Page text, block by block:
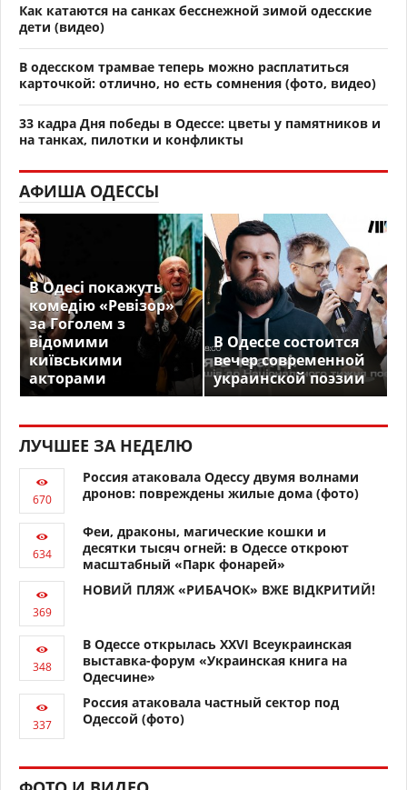
Как катаются на санках бесснежной зимой одесские
дети (видео)
В одесском трамвае теперь можно расплатиться
карточкой: отлично, но есть сомнения (фото, видео)
33 кадра Дня победы в Одессе: цветы у памятников и
на танках, пилотки и конфликты
АФИША ОДЕССЫ
В Одесі покажуть
комедію «Ревізор»
за Гоголем з
відомими
київськими
акторами
В Одессе состоится
вечер современной
украинской поэзии
ЛУЧШЕЕ ЗА НЕДЕЛЮ
Россия атаковала Одессу двумя волнами
дронов: повреждены жилые дома (фото)
Феи, драконы, магические кошки и
десятки тысяч огней: в Одессе откроют
масштабный «Парк фонарей»
НОВИЙ ПЛЯЖ «РИБАЧОК» ВЖЕ ВІДКРИТИЙ!
В Одессе открылась XXVI Всеукраинская
выставка-форум «Украинская книга на
Одесчине»
Россия атаковала частный сектор под
Одессой (фото)